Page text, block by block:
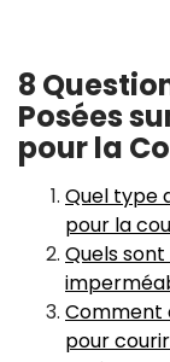
8
Posées
pour la
Quel type
pour la
Quels
Comment
pour